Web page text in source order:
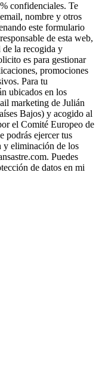
confidenciales. Te
nombre y otros
este formulario
de esta web,
la recogida y
es para gestionar
promociones
Para tu
ubicados en los
marketing de Julián
Bajos) y acogido al
el Comité Europeo de
podrás ejercer tus
y eliminación de los
Puedes
de datos en mi